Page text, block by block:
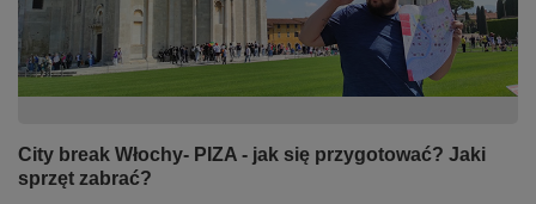
City break Włochy- PIZA - jak się przygotować? Jaki
sprzęt zabrać?